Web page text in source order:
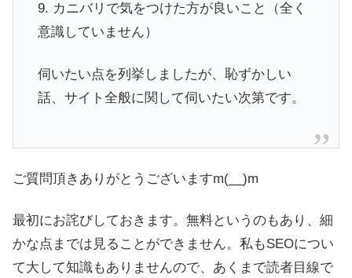
9. カニバリで気をつけた方が良いこと（全く
意識していません）
伺いたい点を列挙しましたが、恥ずかしい
話、サイト全般に関して伺いたい次第です。
ご質問頂きありがとうございますm(__)m
最初にお詫びしておきます。無料というのもあり、細
かな点までは見ることができません。私もSEOについ
て大して知識もありませんので、あくまで読者目線で